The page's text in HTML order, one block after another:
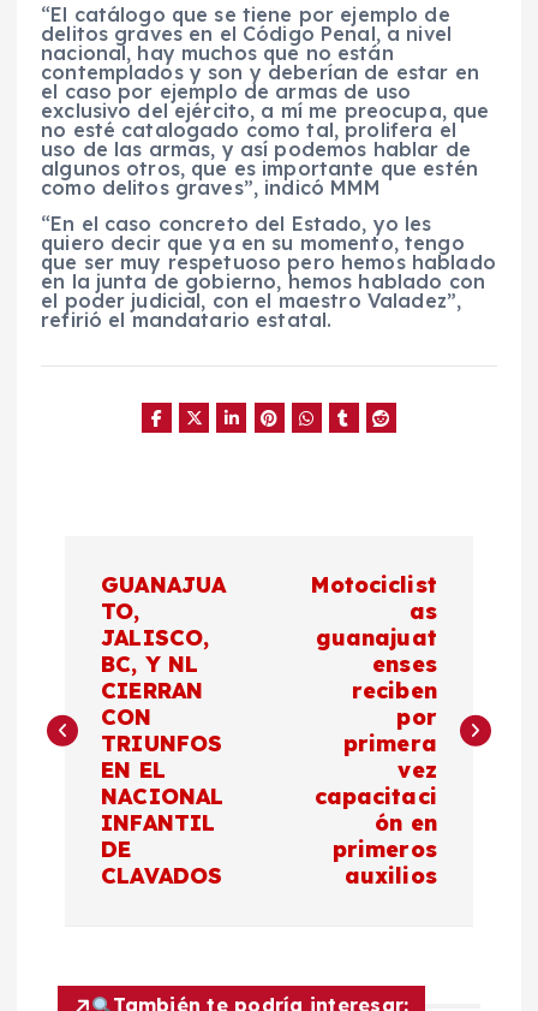
“El catálogo que se tiene por ejemplo de
delitos graves en el Código Penal, a nivel
nacional, hay muchos que no están
contemplados y son y deberían de estar en
el caso por ejemplo de armas de uso
exclusivo del ejército, a mí me preocupa, que
no esté catalogado como tal, prolifera el
uso de las armas, y así podemos hablar de
algunos otros, que es importante que estén
como delitos graves”, indicó MMM
“En el caso concreto del Estado, yo les
quiero decir que ya en su momento, tengo
que ser muy respetuoso pero hemos hablado
en la junta de gobierno, hemos hablado con
el poder judicial, con el maestro Valadez”,
refirió el mandatario estatal.
e
GUANAJUA
TO,
JALISCO,
BC, Y NL
CIERRAN
CON
TRIUNFOS
EN EL
NACIONAL
INFANTIL
DE
CLAVADOS
Motociclist
as
guanajuat
enses
reciben
por
primera
vez
capacitaci
ón en
primeros
auxilios
También te podría interesar: